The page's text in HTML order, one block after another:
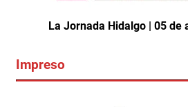
La Jornada Hidalgo | 05 de
Impreso